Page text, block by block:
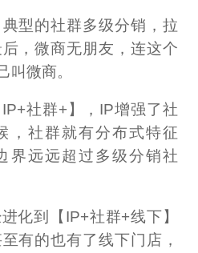
型的社群多级分销，拉
，微商无朋友，连这个
叫微商。
社群+】，IP增强了社
，社群就有分布式特征
界远远超过多级分销社
化到【IP+社群+线下】
有的也有了线下门店，